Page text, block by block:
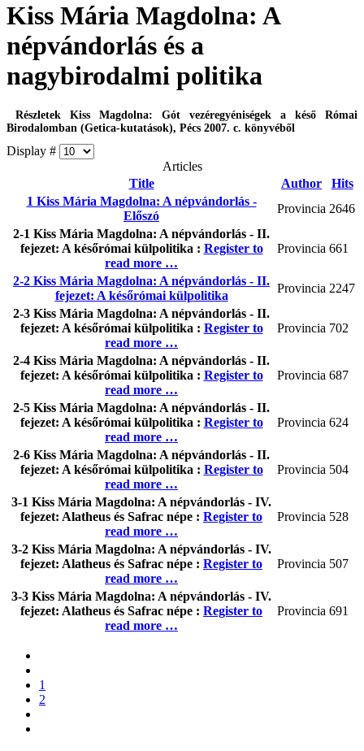
Kiss Mária Magdolna: A
népvándorlás és a
nagybirodalmi politika
Részletek Kiss Magdolna: Gót vezéregyéniségek a késő Római
Birodalomban (Getica-kutatások), Pécs 2007. c. könyvéből
Display #
Articles
Title
Author
Hits
1 Kiss Mária Magdolna: A népvándorlás -
Előszó
Provincia 2646
2-1 Kiss Mária Magdolna: A népvándorlás - II.
fejezet: A későrómai külpolitika : Register to
read more …
Provincia 661
2-2 Kiss Mária Magdolna: A népvándorlás - II.
fejezet: A későrómai külpolitika
Provincia 2247
2-3 Kiss Mária Magdolna: A népvándorlás - II.
fejezet: A későrómai külpolitika : Register to
read more …
Provincia 702
2-4 Kiss Mária Magdolna: A népvándorlás - II.
fejezet: A későrómai külpolitika : Register to
read more …
Provincia 687
2-5 Kiss Mária Magdolna: A népvándorlás - II.
fejezet: A későrómai külpolitika : Register to
read more …
Provincia 624
2-6 Kiss Mária Magdolna: A népvándorlás - II.
fejezet: A későrómai külpolitika : Register to
read more …
Provincia 504
3-1 Kiss Mária Magdolna: A népvándorlás - IV.
fejezet: Alatheus és Safrac népe : Register to
read more …
Provincia 528
3-2 Kiss Mária Magdolna: A népvándorlás - IV.
fejezet: Alatheus és Safrac népe : Register to
read more …
Provincia 507
3-3 Kiss Mária Magdolna: A népvándorlás - IV.
fejezet: Alatheus és Safrac népe : Register to
read more …
Provincia 691
1
2